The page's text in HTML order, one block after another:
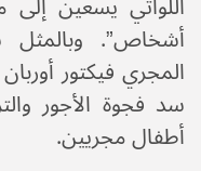
أشخاص”.
المجري فيكتور
سد فجوة الأجور
أطفال مجريين.